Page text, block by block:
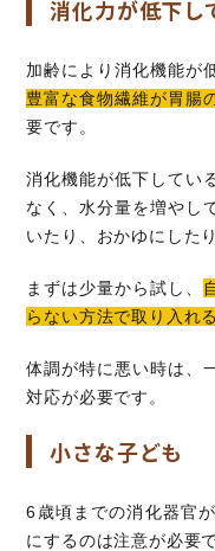
消化力が低下し
加齢により消化機能が
豊富な食物繊維が胃腸
要です。
消化機能が低下してい
なく、水分量を増やし
いたり、おかゆにした
まずは少量から試し、
らない方法で取り入れる
体調が特に悪い時は、
対応が必要です。
小さな子ども
6歳頃までの消化器官
にするのは注意が必要で